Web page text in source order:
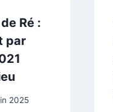
Ré :
par
2025